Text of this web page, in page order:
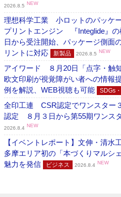
2026.8.5 NEW
理想科学工業 小ロットのパッケ
プリントエンジン 『Integlide』
日から受注開始、パッケージ側面
リントに対応
新製品 2026.8.5 NEW
アイワード ８月20日「点字・触
欧文印刷が視覚障がい者への情報
例を解説、WEB視聴も可能
SDGs
全印工連 CSR認定でワンスター
認定 ８月３日から第55期ワンス
2026.8.4 NEW
【イベントレポート】文伸・清
多摩エリア初の「本づくりマル
魅力を発信
ビジネス 2026.8.4 NEW